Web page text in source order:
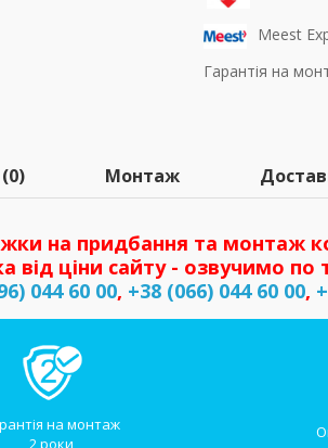
Meest
Гарантія на
Монтаж
на придбання та монтаж
від ціни сайту - озвучимо по
044 60 00, +38 (066) 044 60 00,
на монтаж
2 роки